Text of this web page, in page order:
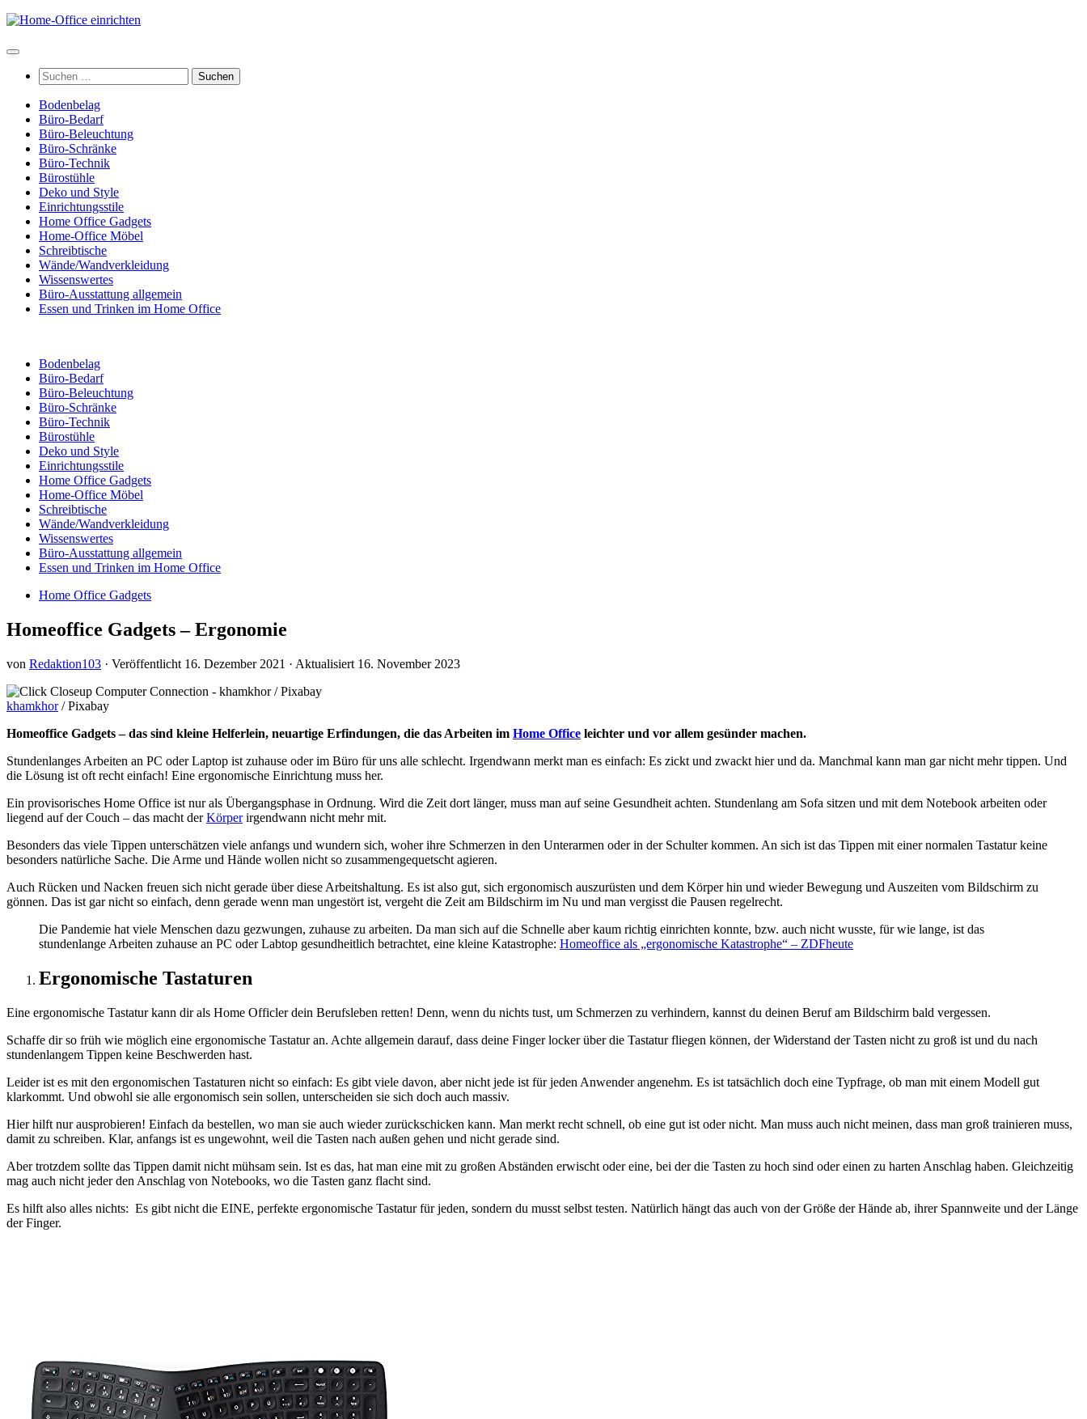
Zum
springen
Suchen
nach:
Bodenbelag
Büro-Bedarf
Büro-Beleuchtung
Büro-Schränke
Büro-Technik
Bürostühle
Deko und Style
Einrichtungsstile
Home Office Gadgets
Home-Office Möbel
Schreibtische
Wände/Wandverkleidung
Wissenswertes
Büro-Ausstattung allgemein
Essen und Trinken im Home Office
Bodenbelag
Büro-Bedarf
Büro-Beleuchtung
Büro-Schränke
Büro-Technik
Bürostühle
Deko und Style
Einrichtungsstile
Home Office Gadgets
Home-Office Möbel
Schreibtische
Wände/Wandverkleidung
Wissenswertes
Büro-Ausstattung allgemein
Essen und Trinken im Home Office
Home Office Gadgets
Homeoffice Gadgets – Ergonomie
von Redaktion103 · Veröffentlicht 16. Dezember 2021 · Aktualisiert 16. November 2023
khamkhor/ Pixabay
Homeoffice Gadgets – das sind kleine Helferlein, neuartige Erfindungen, die das Arbeiten im Home Office leichter und vor allem gesünder machen.
Stundenlanges Arbeiten an PC oder Laptop ist zuhause oder im Büro für uns alle schlecht. Irgendwann merkt man es einfach: Es zickt und zwackt hier und da. Manchmal kann man gar nicht mehr tippen. Und
die Lösung ist oft recht einfach! Eine ergonomische Einrichtung muss her.
Ein provisorisches Home Office ist nur als Übergangsphase in Ordnung. Wird die Zeit dort länger, muss man auf seine Gesundheit achten. Stundenlang am Sofa sitzen und mit dem Notebook arbeiten oder
liegend auf der Couch – das macht derKörperirgendwann nicht mehr mit.
Besonders das viele Tippen unterschätzen viele anfangs und wundern sich, woher ihre Schmerzen in den Unterarmen oder in der Schulter kommen. An sich ist das Tippen mit einer normalen Tastatur keine
besonders natürliche Sache. Die Arme und Hände wollen nicht so zusammengequetscht agieren.
Auch Rücken und Nacken freuen sich nicht gerade über diese Arbeitshaltung. Es ist also gut, sich ergonomisch auszurüsten und dem Körper hin und wieder Bewegung und Auszeiten vom Bildschirm zu
gönnen. Das ist gar nicht so einfach, denn gerade wenn man ungestört ist, vergeht die Zeit am Bildschirm im Nu und man vergisst die Pausen regelrecht.
Die Pandemie hat viele Menschen dazu gezwungen, zuhause zu arbeiten. Da man sich auf die Schnelle aber kaum richtig einrichten konnte, bzw. auch nicht wusste, für wie lange, ist das
stundenlange Arbeiten zuhause an PC oder Labtop gesundheitlich betrachtet, eine kleine Katastrophe: Homeoffice als „ergonomische Katastrophe“ – ZDFheute
Ergonomische Tastaturen
Eine ergonomische Tastatur kann dir als Home Officler dein Berufsleben retten! Denn, wenn du nichts tust, um Schmerzen zu verhindern, kannst du deinen Beruf am Bildschirm bald vergessen.
Schaffe dir so früh wie möglich eine ergonomische Tastatur an. Achte allgemein darauf, dass deine Finger locker über die Tastatur fliegen können, der Widerstand der Tasten nicht zu groß ist und du nach
stundenlangem Tippen keine Beschwerden hast.
Leider ist es mit den ergonomischen Tastaturen nicht so einfach: Es gibt viele davon, aber nicht jede ist für jeden Anwender angenehm. Es ist tatsächlich doch eine Typfrage, ob man mit einem Modell gut
klarkommt. Und obwohl sie alle ergonomisch sein sollen, unterscheiden sie sich doch auch massiv.
Hier hilft nur ausprobieren! Einfach da bestellen, wo man sie auch wieder zurückschicken kann. Man merkt recht schnell, ob eine gut ist oder nicht. Man muss auch nicht meinen, dass man groß trainieren muss,
damit zu schreiben. Klar, anfangs ist es ungewohnt, weil die Tasten nach außen gehen und nicht gerade sind.
Aber trotzdem sollte das Tippen damit nicht mühsam sein. Ist es das, hat man eine mit zu großen Abständen erwischt oder eine, bei der die Tasten zu hoch sind oder einen zu harten Anschlag haben. Gleichzeitig
mag auch nicht jeder den Anschlag von Notebooks, wo die Tasten ganz flacht sind.
Es hilft also alles nichts: Es gibt nicht die EINE, perfekte ergonomische Tastatur für jeden, sondern du musst selbst testen. Natürlich hängt das auch von der Größe der Hände ab, ihrer Spannweite und der Länge
der Finger.